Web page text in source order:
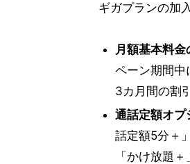
ギガプランの加
月額基本料金
ペーン期間
3カ月間の割
通話定額オプ
話定額5分＋
「かけ放題